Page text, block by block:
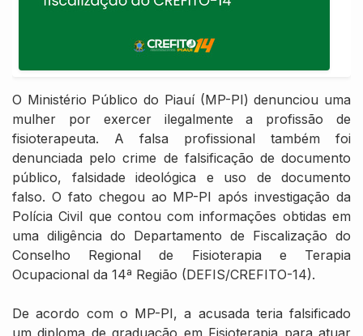
O Ministério Público do Piauí (MP-PI) denunciou uma
mulher por exercer ilegalmente a profissão de
fisioterapeuta. A falsa profissional também foi
denunciada pelo crime de falsificação de documento
público, falsidade ideológica e uso de documento
falso. O fato chegou ao MP-PI após investigação da
Polícia Civil que contou com informações obtidas em
uma diligência do Departamento de Fiscalização do
Conselho Regional de Fisioterapia e Terapia
Ocupacional da 14ª Região (DEFIS/CREFITO-14).
De acordo com o MP-PI, a acusada teria falsificado
um diploma de graduação em Fisioterapia para atuar